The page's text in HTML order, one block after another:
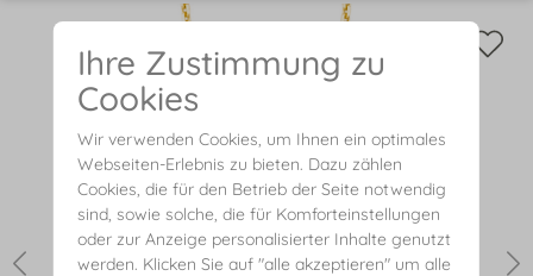
Ihre Zustimmung zu
Cookies
Wir verwenden Cookies, um Ihnen ein optimales
Webseiten-Erlebnis zu bieten. Dazu zählen
Cookies, die für den Betrieb der Seite notwendig
sind, sowie solche, die für Komforteinstellungen
oder zur Anzeige personalisierter Inhalte genutzt
werden. Klicken Sie auf "alle akzeptieren" um alle